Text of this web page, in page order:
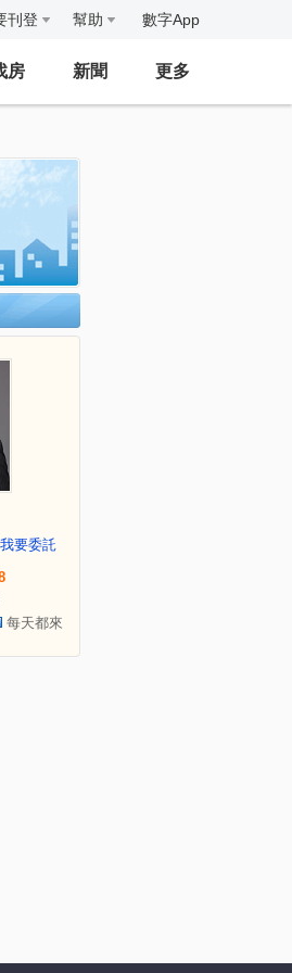
刊登 幫助 數字App
房 新聞 更多
我要委託
每天都來